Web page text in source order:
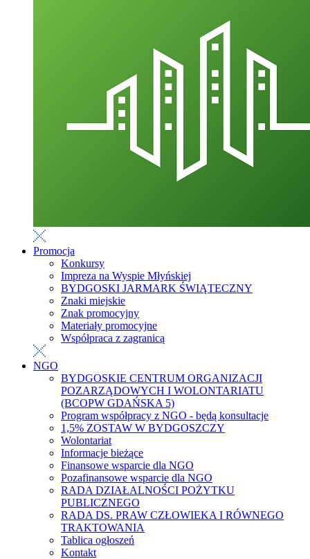
Promocja
Konkursy
Impreza na Wyspie Młyńskiej
BYDGOSKI JARMARK ŚWIĄTECZNY
Znaki miejskie
Znak promocyjny
Materiały promocyjne
Współpraca z zagranicą
NGO
BYDGOSKIE CENTRUM ORGANIZACJI
POZARZĄDOWYCH I WOLONTARIATU
(BCOPW GDAŃSKA 5)
Program współpracy z NGO - będą konsultacje
1,5% ZOSTAW W BYDGOSZCZY
Wolontariat
Informacje bieżące
Finansowe wsparcie dla NGO
Pozafinansowe wsparcie dla NGO
RADA DZIAŁALNOŚCI POŻYTKU
PUBLICZNEGO
RADA DS. PRAW CZŁOWIEKA I RÓWNEGO
TRAKTOWANIA
Tablica ogłoszeń
Kontakt